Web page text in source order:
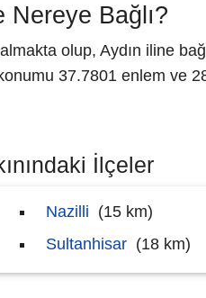
Bağlı?
olup, Aydın iline
37.7801 enlem ve
İlçeler
Nazilli (15 km)
Sultanhisar (18 km)